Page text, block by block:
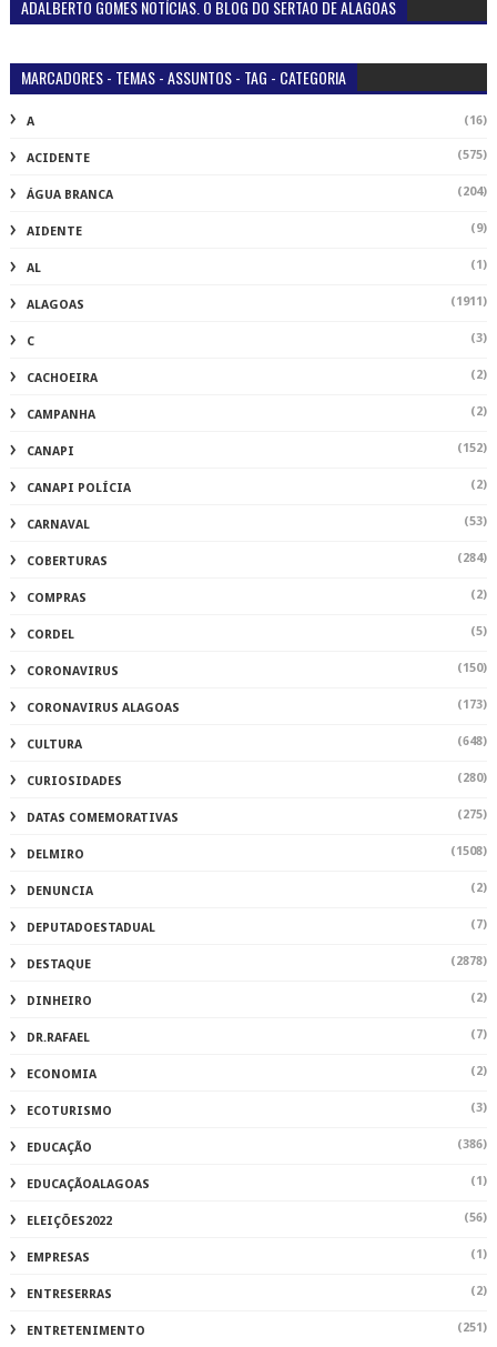
ADALBERTO GOMES NOTÍCIAS. O BLOG DO SERTÃO DE ALAGOAS
MARCADORES - TEMAS - ASSUNTOS - TAG - CATEGORIA
A (16)
ACIDENTE (575)
ÁGUA BRANCA (204)
AIDENTE (9)
AL (1)
ALAGOAS (1911)
C (3)
CACHOEIRA (2)
CAMPANHA (2)
CANAPI (152)
CANAPI POLÍCIA (2)
CARNAVAL (53)
COBERTURAS (284)
COMPRAS (2)
CORDEL (5)
CORONAVIRUS (150)
CORONAVIRUS ALAGOAS (173)
CULTURA (648)
CURIOSIDADES (280)
DATAS COMEMORATIVAS (275)
DELMIRO (1508)
DENUNCIA (2)
DEPUTADOESTADUAL (7)
DESTAQUE (2878)
DINHEIRO (2)
DR.RAFAEL (7)
ECONOMIA (2)
ECOTURISMO (3)
EDUCAÇÃO (386)
EDUCAÇÃOALAGOAS (1)
ELEIÇÕES2022 (56)
EMPRESAS (1)
ENTRESERRAS (2)
ENTRETENIMENTO (251)